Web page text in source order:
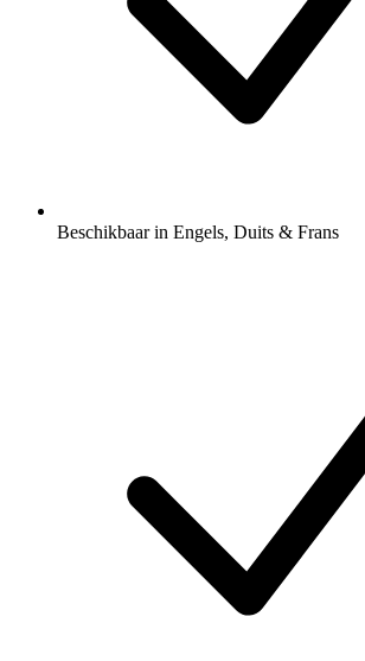
Beschikbaar in Engels, Duits & Frans